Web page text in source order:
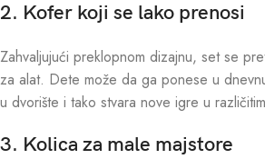
2. Kofer koji se lako prenosi
Zahvaljujući preklopnom dizajnu, set se
za alat. Dete može da ga ponese u
u dvorište i tako stvara nove igre u
3. Kolica za male majstore